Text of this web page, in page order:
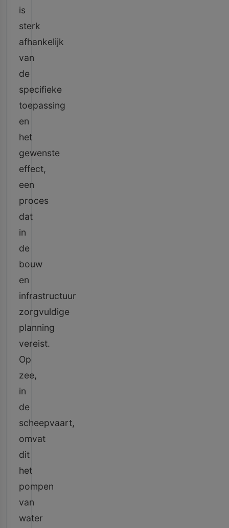
is
sterk
afhankelijk
van
de
specifieke
toepassing
en
het
gewenste
effect,
een
proces
dat
in
de
bouw
en
infrastructuur
zorgvuldige
planning
vereist.
Op
zee,
in
de
scheepvaart,
omvat
dit
het
pompen
van
water